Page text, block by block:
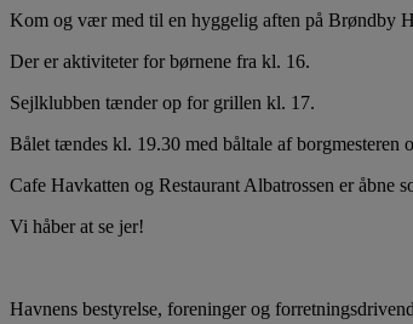
Kom og vær med til en hyggelig aften på Brøndby
Der er aktiviteter for børnene fra kl. 16.
Sejlklubben tænder op for grillen kl. 17.
Bålet tændes kl. 19.30 med båltale af borgmesteren
Cafe Havkatten og Restaurant Albatrossen er åbne
Vi håber at se jer!
Havnens bestyrelse, foreninger og